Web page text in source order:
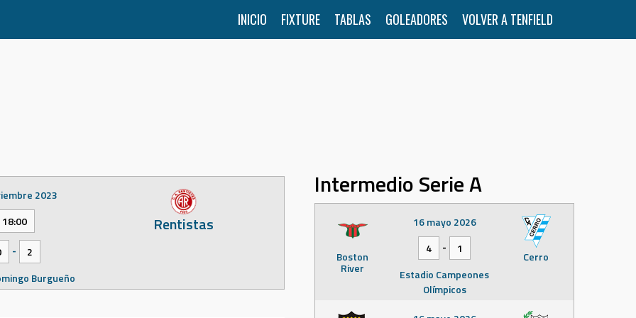
INICIO FIXTURE TABLAS GOLEADORES VOLVER A TENFIELD
Rentistas
2023
18:00
-
2
Burgueño
Intermedio Serie A
Boston
River
Cerro
16 mayo 2026
4
-
1
Estadio Campeones
Olímpicos